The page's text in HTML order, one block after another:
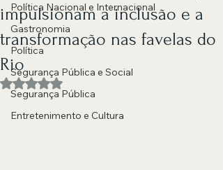
Política Nacional e Internacional
Gastronomia
Política
Segurança Pública e Social
Segurança Pública
Entretenimento e Cultura
impulsionam a inclusão e a
transformação nas favelas do
Rio
Avaliado com NaN de 5 estrelas.